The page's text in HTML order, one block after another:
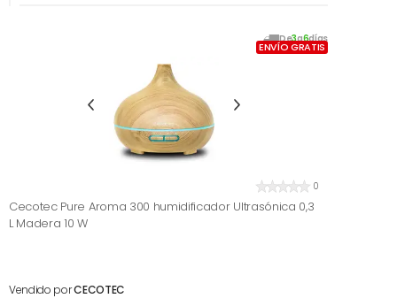
De3a6días
ENVÍO GRATIS
0
Cecotec Pure Aroma 300 humidificador Ultrasónica 0,3
L Madera 10 W
Vendido porCECOTEC